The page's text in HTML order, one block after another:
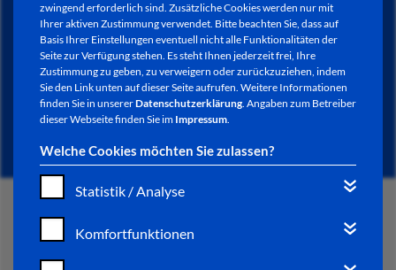
zwingend erforderlich sind. Zusätzliche Cookies werden nur mit
Ihrer aktiven Zustimmung verwendet. Bitte beachten Sie, dass auf
Basis Ihrer Einstellungen eventuell nicht alle Funktionalitäten der
Seite zur Verfügung stehen. Es steht Ihnen jederzeit frei, Ihre
Zustimmung zu geben, zu verweigern oder zurückzuziehen, indem
Sie den Link unten auf dieser Seite aufrufen. Weitere Informationen
finden Sie in unsererDatenschutzerklärung. Angaben zum Betreiber
dieser Webseite finden Sie im Impressum.
Welche Cookies möchten Sie zulassen?
Statistik / Analyse
Komfortfunktionen
FORMULARE
START